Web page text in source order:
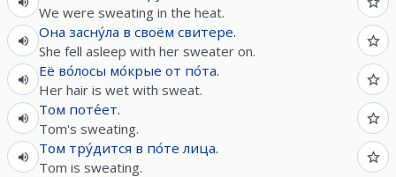
We were sweating in the heat.
Она засну́ла в своём свитере.
She fell asleep with her sweater on.
Её во́лосы мо́крые от по́та.
Her hair is wet with sweat.
Том поте́ет.
Tom's sweating.
Том тру́дится в по́те лица.
Tom is sweating.